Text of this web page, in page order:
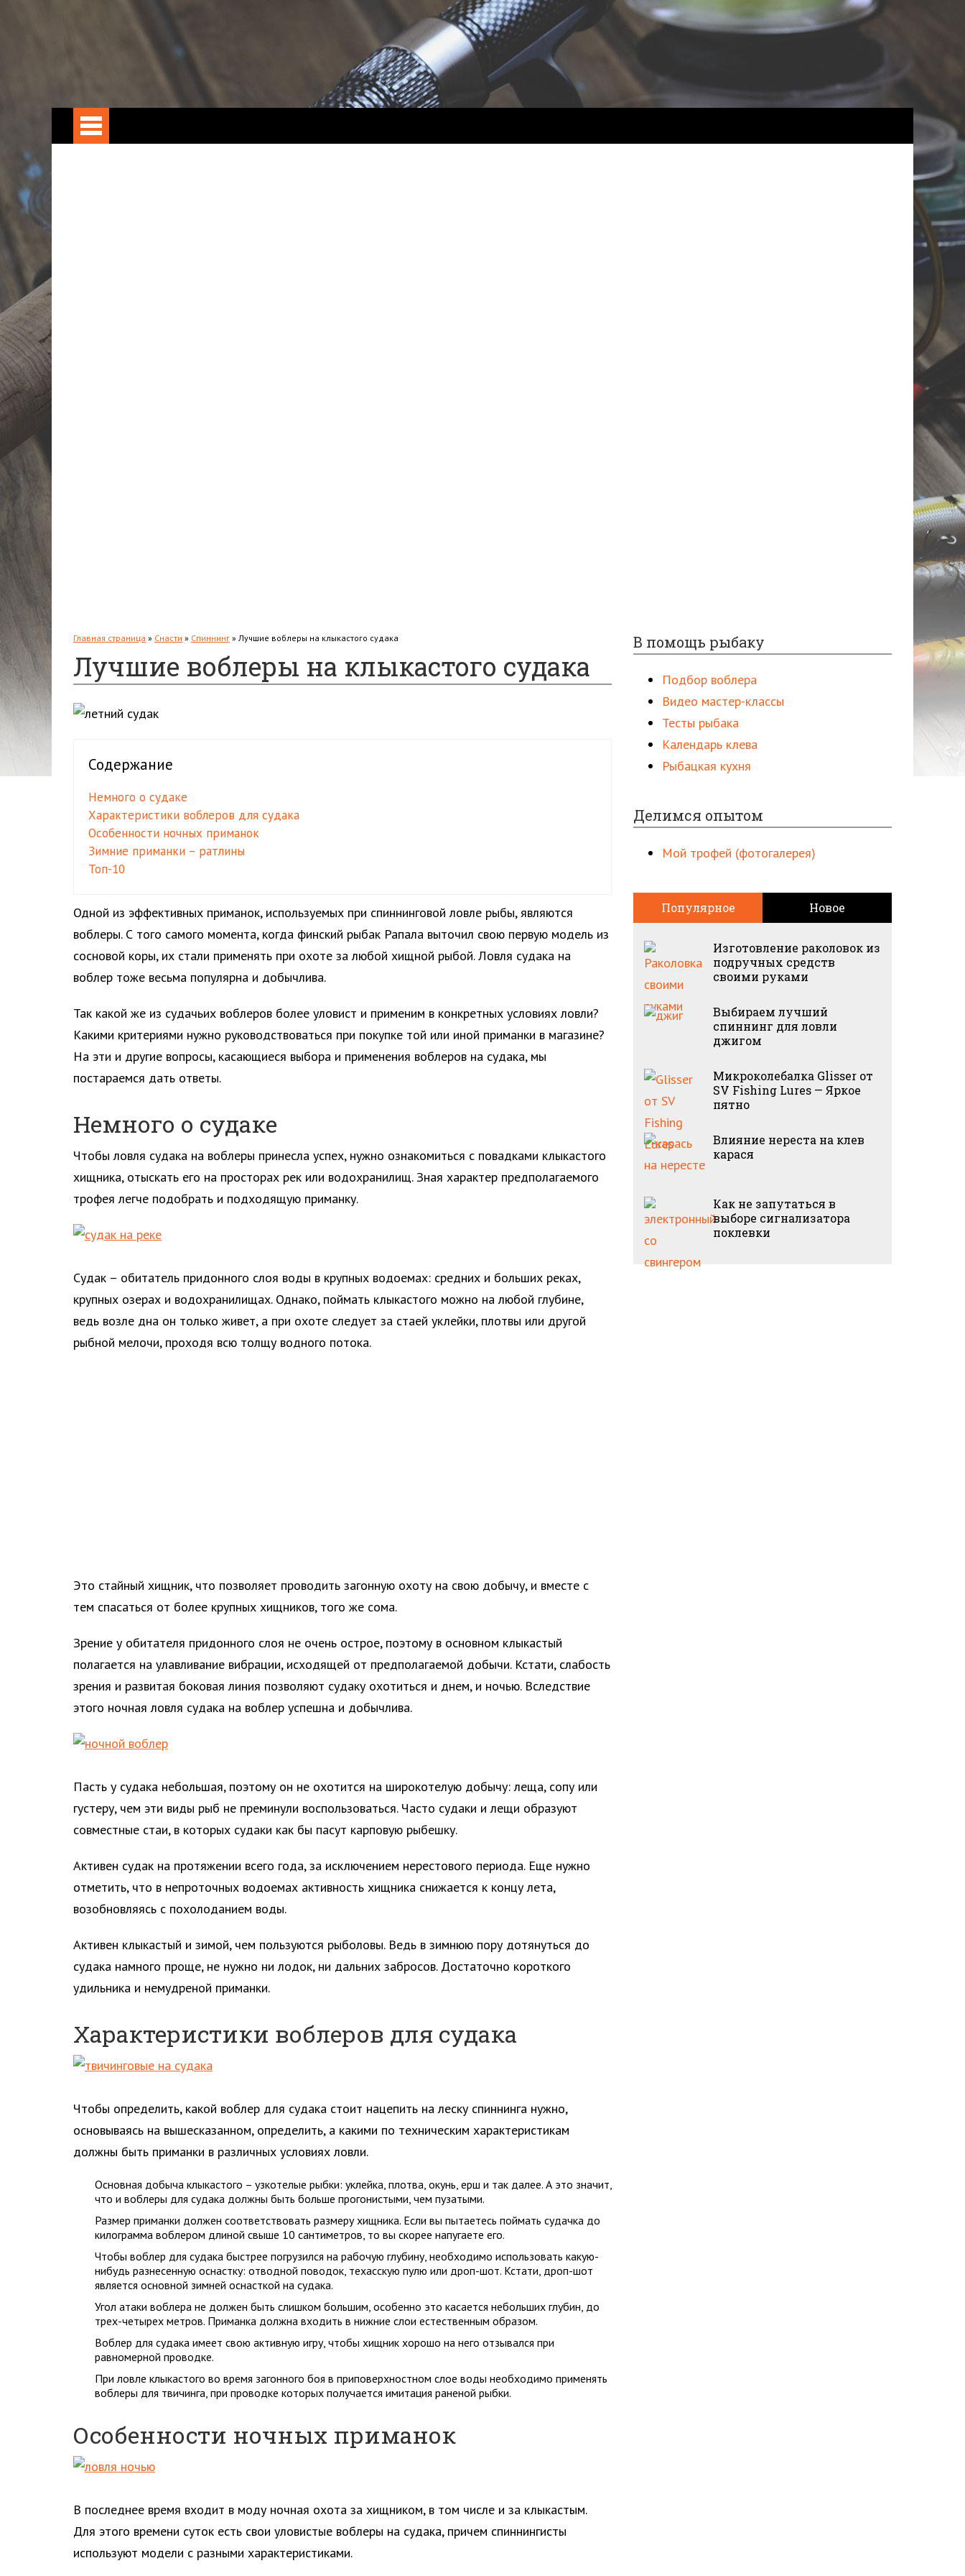
Снасти
Главная страница » Снасти » Спиннинг » Лучшие воблеры на клыкастого судака
Лучшие воблеры на клыкастого судака
Содержание
Немного о судаке
Характеристики воблеров для судака
Особенности ночных приманок
Зимние приманки – ратлины
Топ-10
Одной из эффективных приманок, используемых при спиннинговой ловле рыбы, являются
воблеры. С того самого момента, когда финский рыбак Рапала выточил свою первую модель из
сосновой коры, их стали применять при охоте за любой хищной рыбой. Ловля судака на
воблер тоже весьма популярна и добычлива.
Так какой же из судачьих воблеров более уловист и применим в конкретных условиях ловли?
Какими критериями нужно руководствоваться при покупке той или иной приманки в магазине?
На эти и другие вопросы, касающиеся выбора и применения воблеров на судака, мы
постараемся дать ответы.
Немного о судаке
Чтобы ловля судака на воблеры принесла успех, нужно ознакомиться с повадками клыкастого
хищника, отыскать его на просторах рек или водохранилищ. Зная характер предполагаемого
трофея легче подобрать и подходящую приманку.
Судак – обитатель придонного слоя воды в крупных водоемах: средних и больших реках,
крупных озерах и водохранилищах. Однако, поймать клыкастого можно на любой глубине,
ведь возле дна он только живет, а при охоте следует за стаей уклейки, плотвы или другой
рыбной мелочи, проходя всю толщу водного потока.
Это стайный хищник, что позволяет проводить загонную охоту на свою добычу, и вместе с
тем спасаться от более крупных хищников, того же сома.
Зрение у обитателя придонного слоя не очень острое, поэтому в основном клыкастый
полагается на улавливание вибрации, исходящей от предполагаемой добычи. Кстати, слабость
зрения и развитая боковая линия позволяют судаку охотиться и днем, и ночью. Вследствие
этого ночная ловля судака на воблер успешна и добычлива.
Пасть у судака небольшая, поэтому он не охотится на широкотелую добычу: леща, сопу или
густеру, чем эти виды рыб не преминули воспользоваться. Часто судаки и лещи образуют
совместные стаи, в которых судаки как бы пасут карповую рыбешку.
Активен судак на протяжении всего года, за исключением нерестового периода. Еще нужно
отметить, что в непроточных водоемах активность хищника снижается к концу лета,
возобновляясь с похолоданием воды.
Активен клыкастый и зимой, чем пользуются рыболовы. Ведь в зимнюю пору дотянуться до
судака намного проще, не нужно ни лодок, ни дальних забросов. Достаточно короткого
удильника и немудреной приманки.
Характеристики воблеров для судака
Чтобы определить, какой воблер для судака стоит нацепить на леску спиннинга нужно,
основываясь на вышесказанном, определить, а какими по техническим характеристикам
должны быть приманки в различных условиях ловли.
Основная добыча клыкастого – узкотелые рыбки: уклейка, плотва, окунь, ерш и так далее. А это значит,
что и воблеры для судака должны быть больше прогонистыми, чем пузатыми.
Размер приманки должен соответствовать размеру хищника. Если вы пытаетесь поймать судачка до
килограмма воблером длиной свыше 10 сантиметров, то вы скорее напугаете его.
Чтобы воблер для судака быстрее погрузился на рабочую глубину, необходимо использовать какую-
нибудь разнесенную оснастку: отводной поводок, техасскую пулю или дроп-шот. Кстати, дроп-шот
является основной зимней оснасткой на судака.
Угол атаки воблера не должен быть слишком большим, особенно это касается небольших глубин, до
трех-четырех метров. Приманка должна входить в нижние слои естественным образом.
Воблер для судака имеет свою активную игру, чтобы хищник хорошо на него отзывался при
равномерной проводке.
При ловле клыкастого во время загонного боя в приповерхностном слое воды необходимо применять
воблеры для твичинга, при проводке которых получается имитация раненой рыбки.
Особенности ночных приманок
В последнее время входит в моду ночная охота за хищником, в том числе и за клыкастым.
Для этого времени суток есть свои уловистые воблеры на судака, причем спиннингисты
используют модели с разными характеристиками.
В помощь рыбаку
Подбор воблера
Видео мастер-классы
Тесты рыбака
Календарь клева
Рыбацкая кухня
Делимся опытом
Мой трофей (фотогалерея)
Популярное Новое
Изготовление раколовок из
подручных средств
своими руками
Выбираем лучший
спиннинг для ловли
джигом
Микроколебалка Glisser от
SV Fishing Lures — Яркое
пятно
Влияние нереста на клев
карася
Как не запутаться в
выборе сигнализатора
поклевки